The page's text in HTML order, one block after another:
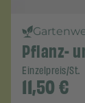
Pflanz-
Einzelpreis/St.
11,50€